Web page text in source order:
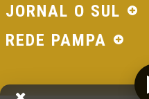
JORNAL O SUL
REDE PAMPA